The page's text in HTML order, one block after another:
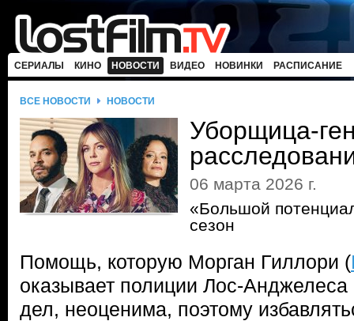
СЕРИАЛЫ КИНО НОВОСТИ ВИДЕО НОВИНКИ РАСПИСАНИЕ
ВСЕ НОВОСТИ НОВОСТИ
Уборщица-
06 марта 2026 г.
«Большой
сезон
Помощь, которую Морган Гиллори (
оказывает полиции Лос-
дел, неоценима, поэтому